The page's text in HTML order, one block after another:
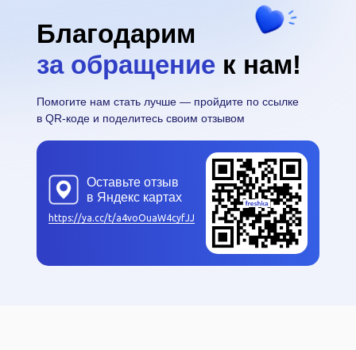
Благодарим
за обращение к нам!
Помогите нам стать лучше — пройдите по ссылке
в QR-коде и поделитесь своим отзывом
Оставьте отзыв
в Яндекс картах
https://ya.cc/t/a4voOuaW4cyfJJ